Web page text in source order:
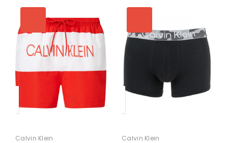
Calvin Klein Calvin Klein